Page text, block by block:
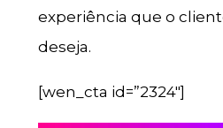
experiência que o
deseja.
[wen_cta id=”2324″]